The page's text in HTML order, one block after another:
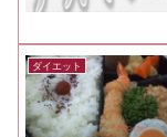
ダイエット